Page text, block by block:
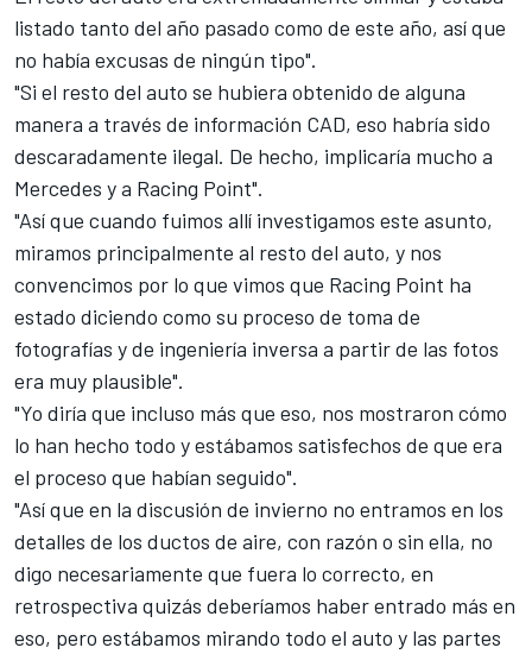
listado tanto del año pasado como de este año, así que
no había excusas de ningún tipo".
"Si el resto del auto se hubiera obtenido de alguna
manera a través de información CAD, eso habría sido
descaradamente ilegal. De hecho, implicaría mucho a
Mercedes y a Racing Point".
"Así que cuando fuimos allí investigamos este asunto,
miramos principalmente al resto del auto, y nos
convencimos por lo que vimos que Racing Point ha
estado diciendo como su proceso de toma de
fotografías y de ingeniería inversa a partir de las fotos
era muy plausible".
"Yo diría que incluso más que eso, nos mostraron cómo
lo han hecho todo y estábamos satisfechos de que era
el proceso que habían seguido".
"Así que en la discusión de invierno no entramos en los
detalles de los ductos de aire, con razón o sin ella, no
digo necesariamente que fuera lo correcto, en
retrospectiva quizás deberíamos haber entrado más en
eso, pero estábamos mirando todo el auto y las partes